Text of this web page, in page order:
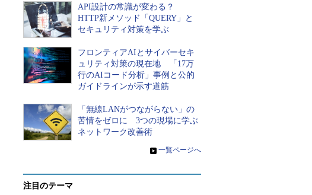
API設計の常識が変わる？
HTTP新メソッド「QUERY」と
セキュリティ対策を学ぶ
フロンティアAIとサイバーセキ
ュリティ対策の現在地 「17万
行のAIコード分析」事例と公的
ガイドラインが示す道筋
「無線LANがつながらない」の
苦情をゼロに 3つの現場に学ぶ
ネットワーク改善術
» 一覧ページへ
注目のテーマ